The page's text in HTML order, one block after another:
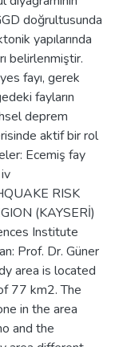
doğrultusunda
yapılarında
belirlenmiştir.
fayı, gerek
fayların
deprem
aktif bir rol
Ecemiş fay
RISK
(KAYSERİ)
Institute
Prof. Dr. Güner
area is located
77 km2. The
in the area
and the